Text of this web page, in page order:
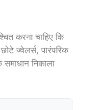
करना चाहिए कि
ज्वेलर्स, पारंपरिक
समाधान निकाला